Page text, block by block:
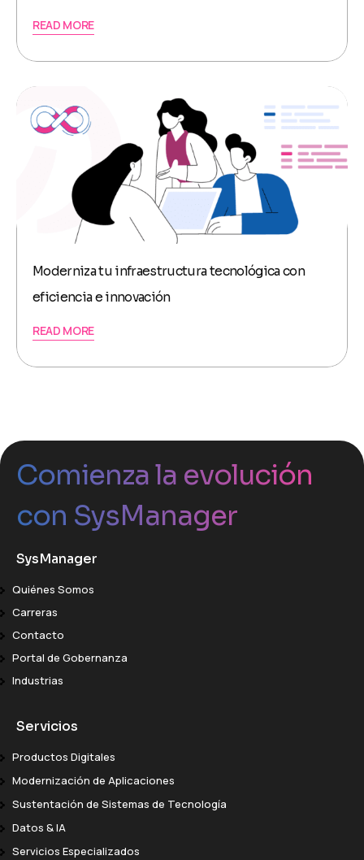
READ MORE
Moderniza tu infraestructura tecnológica con
eficiencia e innovación
READ MORE
Comienza la evolución
con SysManager
SysManager
Quiénes Somos
Carreras
Contacto
Portal de Gobernanza
Industrias
Servicios
Productos Digitales
Modernización de Aplicaciones
Sustentación de Sistemas de Tecnología
Datos & IA
Servicios Especializados